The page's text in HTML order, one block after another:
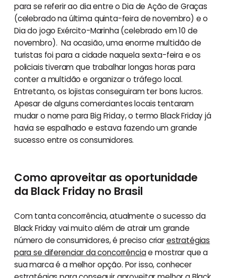
para se referir ao dia entre o Dia de Ação de Graças
(celebrado na última quinta-feira de novembro) e o
Dia do jogo Exército-Marinha (celebrado em 10 de
novembro). Na ocasião, uma enorme multidão de
turistas foi para a cidade naquela sexta-feira e os
policiais tiveram que trabalhar longas horas para
conter a multidão e organizar o tráfego local.
Entretanto, os lojistas conseguiram ter bons lucros.
Apesar de alguns comerciantes locais tentaram
mudar o nome para Big Friday, o termo Black Friday já
havia se espalhado e estava fazendo um grande
sucesso entre os consumidores.
Como aproveitar as oportunidade
da Black Friday no Brasil
Com tanta concorrência, atualmente o sucesso da
Black Friday vai muito além de atrair um grande
número de consumidores, é preciso criarestratégias
para se diferenciar da concorrênciae mostrar que a
sua marca é a melhor opção. Por isso, conhecer